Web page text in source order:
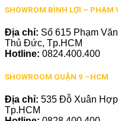
SHOWROM BÌNH LỢI – PHẠM
Địa chỉ: Số 615 Phạm
Thủ Đức, Tp.HCM
Hotline: 0824.400.400
SHOWROOM QUẬN 9 –HCM
Địa chỉ: 535 Đỗ Xuân
Tp.HCM